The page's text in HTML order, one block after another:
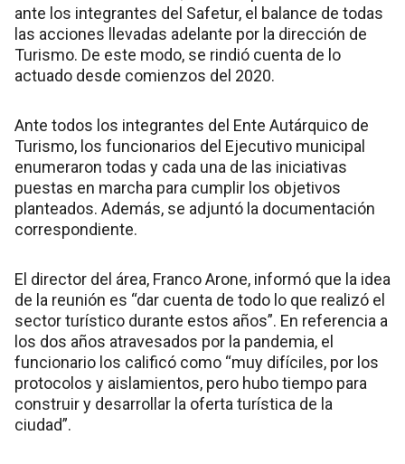
ante los integrantes del Safetur, el balance de todas
las acciones llevadas adelante por la dirección de
Turismo. De este modo, se rindió cuenta de lo
actuado desde comienzos del 2020.
Ante todos los integrantes del Ente Autárquico de
Turismo, los funcionarios del Ejecutivo municipal
enumeraron todas y cada una de las iniciativas
puestas en marcha para cumplir los objetivos
planteados. Además, se adjuntó la documentación
correspondiente.
El director del área, Franco Arone, informó que la idea
de la reunión es “dar cuenta de todo lo que realizó el
sector turístico durante estos años”. En referencia a
los dos años atravesados por la pandemia, el
funcionario los calificó como “muy difíciles, por los
protocolos y aislamientos, pero hubo tiempo para
construir y desarrollar la oferta turística de la
ciudad”.